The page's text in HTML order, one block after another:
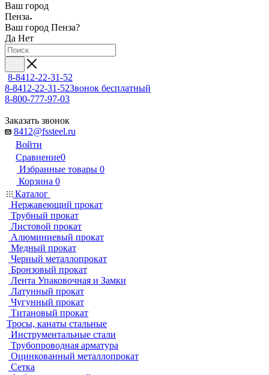
Ваш город
Пенза
Ваш город Пенза?
Да Нет
8-8412-22-31-52
8-8412-22-31-52Звонок бесплатный
8-800-777-97-03
Заказать звонок
8412@fssteel.ru
Войти
Сравнение0
Избранные товары 0
Корзина 0
Каталог
Нержавеющий прокат
Трубный прокат
Листовой прокат
Алюминиевый прокат
Медный прокат
Черный металлопрокат
Бронзовый прокат
Лента Упаковочная и Замки
Латунный прокат
Чугунный прокат
Титановый прокат
Тросы, канаты стальные
Инструментальные стали
Трубопроводная арматура
Оцинкованный металлопрокат
Сетка